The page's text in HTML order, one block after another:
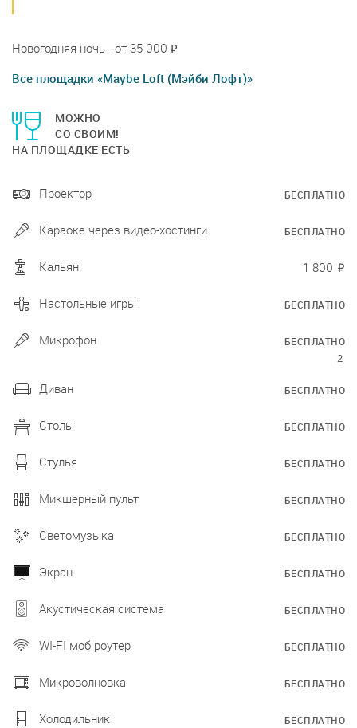
Новогодняя ночь - от 35 000 ₽
Все площадки «Maybe Loft (Мэйби Лофт)»
МОЖНО
СО СВОИМ!
НА ПЛОЩАДКЕ ЕСТЬ
Проектор БЕСПЛАТНО
Караоке через видео-хостинги БЕСПЛАТНО
Кальян 1 800 ₽
Настольные игры БЕСПЛАТНО
Микрофон
2
БЕСПЛАТНО
Диван БЕСПЛАТНО
Столы БЕСПЛАТНО
Стулья БЕСПЛАТНО
Микшерный пульт БЕСПЛАТНО
Светомузыка БЕСПЛАТНО
Экран БЕСПЛАТНО
Акустическая система БЕСПЛАТНО
WI-FI моб роутер БЕСПЛАТНО
Микроволновка БЕСПЛАТНО
Холодильник БЕСПЛАТНО